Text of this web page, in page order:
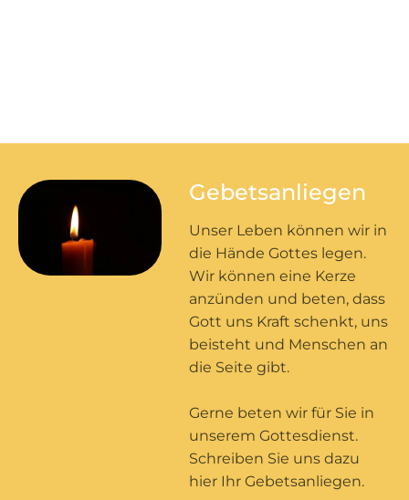
Gebetsanliegen
Unser Leben können wir in
die Hände Gottes legen.
Wir können eine Kerze
anzünden und beten, dass
Gott uns Kraft schenkt, uns
beisteht und Menschen an
die Seite gibt.
Gerne beten wir für Sie in
unserem Gottesdienst.
Schreiben Sie uns dazu
hier Ihr Gebetsanliegen.